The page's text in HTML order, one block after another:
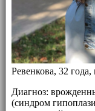
Ревенкова, 32 года,
Диагноз:
(синдром